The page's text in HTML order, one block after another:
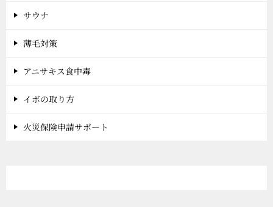
サウナ
薄毛対策
アニサキス食中毒
イボの取り方
火災保険申請サポート